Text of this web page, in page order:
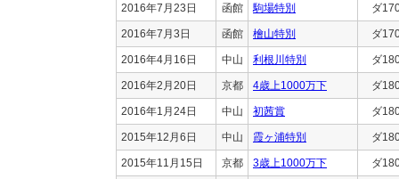
2016年7月23日 函館 駒場特別 ダ
2016年7月3日 函館 檜山特別 ダ
2016年4月16日 中山 利根川特別 ダ
2016年2月20日 京都 4歳上1000万下 ダ
2016年1月24日 中山 初茜賞 ダ
2015年12月6日 中山 霞ヶ浦特別 ダ
2015年11月15日 京都 3歳上1000万下 ダ